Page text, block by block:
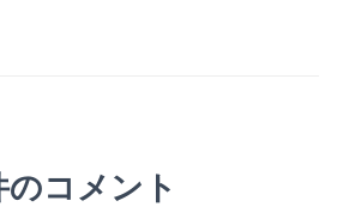
のコメント